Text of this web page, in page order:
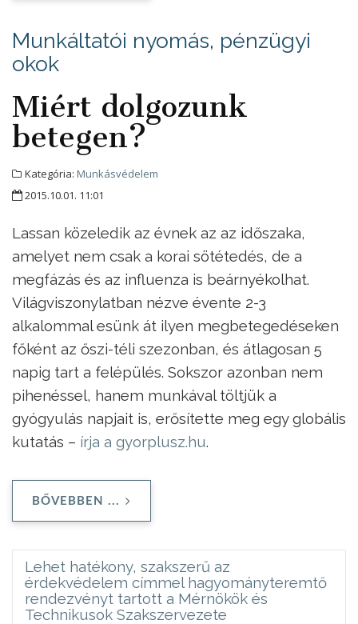
Munkáltatói nyomás, pénzügyi
okok
Miért dolgozunk
betegen?
Kategória: Munkásvédelem
2015.10.01. 11:01
Lassan közeledik az évnek az az időszaka,
amelyet nem csak a korai sötétedés, de a
megfázás és az influenza is beárnyékolhat.
Világviszonylatban nézve évente 2-3
alkalommal esünk át ilyen megbetegedéseken
főként az őszi-téli szezonban, és átlagosan 5
napig tart a felépülés. Sokszor azonban nem
pihenéssel, hanem munkával töltjük a
gyógyulás napjait is, erősítette meg egy globális
kutatás – írja a gyorplusz.hu.
BŐVEBBEN ...
Lehet hatékony, szakszerű az
érdekvédelem címmel hagyományteremtő
rendezvényt tartott a Mérnökök és
Technikusok Szakszervezete